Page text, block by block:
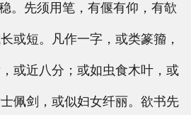
。先须用笔，有偃有仰，有欹
或短。凡作一字，或类篆籀，
或近八分；或如虫食木叶，或
佩剑，或似妇女纤丽。欲书先